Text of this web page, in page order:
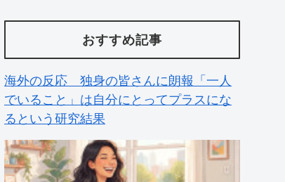
おすすめ記事
海外の反応 独身の皆さんに朗報「一人
でいること」は自分にとってプラスにな
るという研究結果